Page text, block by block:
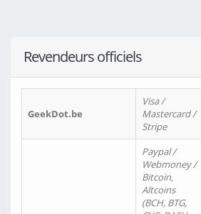
Revendeurs officiels
GeekDot.be
Visa /
Mastercard /
Stripe
Paypal /
Webmoney /
Bitcoin,
Altcoins
(BCH, BTG,